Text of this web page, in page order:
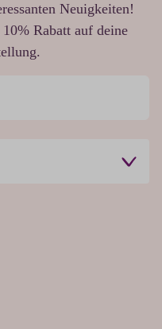
Neuigkeiten!
Rabatt auf deine